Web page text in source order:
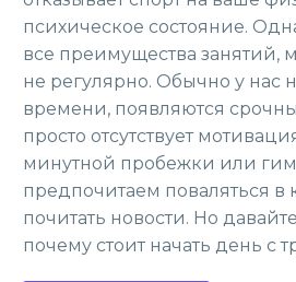
психическое состояние.
все преимущества занятий,
не регулярно. Обычно у нас
времени, появляются
просто отсутствует
минутной пробежки или
предпочитаем поваляться в
почитать новости. Но
почему стоит начать день с